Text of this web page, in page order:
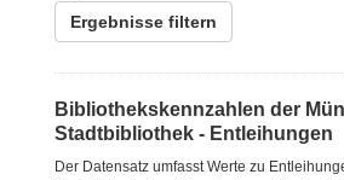
Ergebnisse filtern
Bibliothekskennzahlen der
Stadtbibliothek - Entleihungen
Der Datensatz umfasst Werte zu